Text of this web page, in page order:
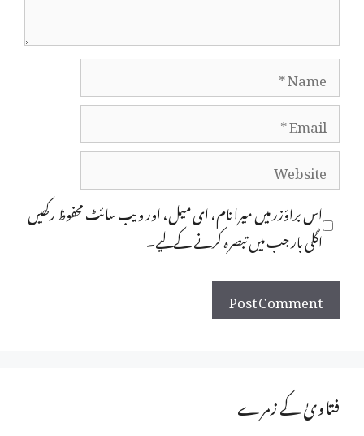
Name
Email
Website
اس براؤزر میں میرا نام، ای میل، اور ویب سائٹ محفوظ رکھیں
اگلی بار جب میں تبصرہ کرنے کےلیے۔
فتاویٰ کے زمرے